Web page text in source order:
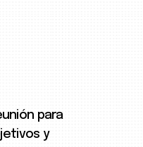
para
y